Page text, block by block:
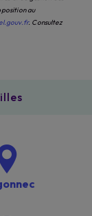
au
. Consultez